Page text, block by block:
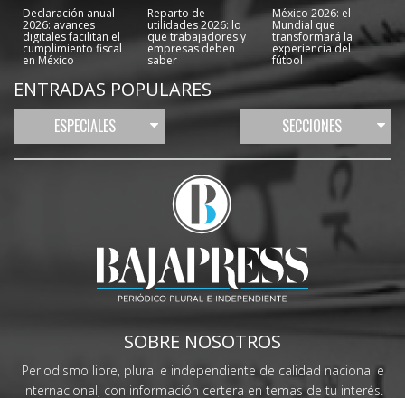
Declaración anual
2026: avances
digitales facilitan el
cumplimiento fiscal
en México
Reparto de
utilidades 2026: lo
que trabajadores y
empresas deben
saber
México 2026: el
Mundial que
transformará la
experiencia del
fútbol
ENTRADAS POPULARES
ESPECIALES SECCIONES
SOBRE NOSOTROS
Periodismo libre, plural e independiente de calidad nacional e
internacional, con información certera en temas de tu interés.